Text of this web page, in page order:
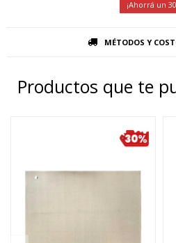
30
MÉTODOS Y
Productos que te